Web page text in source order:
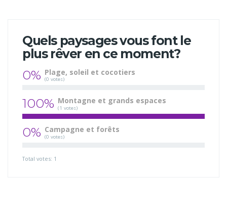
Quels paysages vous font le
plus rêver en ce moment?
0% Plage, soleil et cocotiers
(0 votes)
100% Montagne et grands espaces
(1 votes)
0% Campagne et forêts
(0 votes)
Total votes: 1